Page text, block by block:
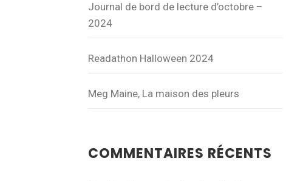
Journal de bord de lecture d’octobre –
2024
Readathon Halloween 2024
Meg Maine, La maison des pleurs
COMMENTAIRES RÉCENTS